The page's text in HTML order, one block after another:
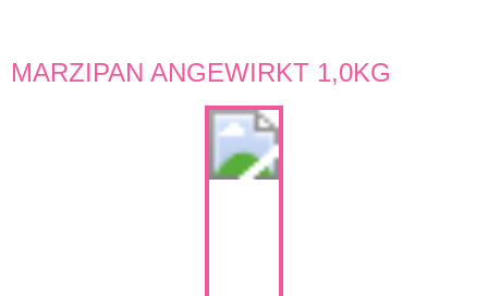
MARZIPAN ANGEWIRKT 1,0KG